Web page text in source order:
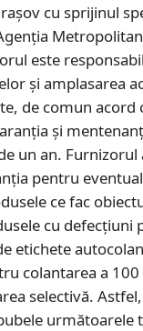
cu sprijinul
este
şi amplasarea
de comun acord
şi
un an.
pentru
ce fac
cu defecţiuni
etichete
colantarea a 100
selectivă.
următoarele